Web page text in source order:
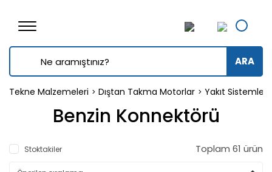
ARA
Tekne Malzemeleri Dıştan Takma Motorlar Yakıt Sistemleri
Benzin Konnektörü
Stoktakiler Toplam 61 ürün